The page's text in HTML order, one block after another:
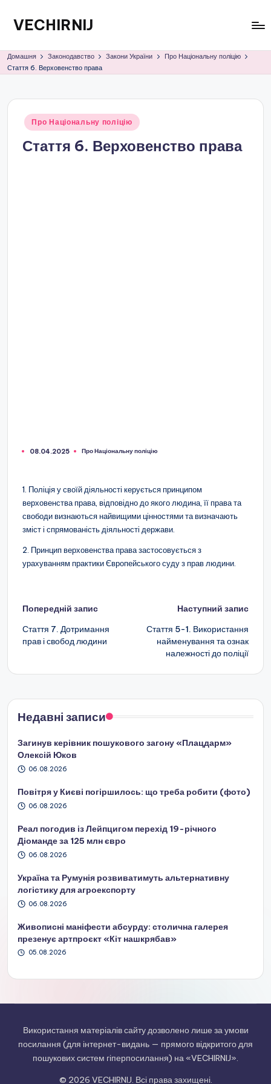
Перейти
вмісту
VECHIRNIJ
Домашня Законодавство Закони України
Про Національну поліцію
Стаття 6. Верховенство права
Опубліковано
Про Національну поліцію
Стаття 6. Верховенство права
08.04.2025
Опубліковано
Про Національну поліцію
1. Поліція у своїй діяльності керується принципом
верховенства права, відповідно до якого людина, її права та
свободи визнаються найвищими цінностями та визначають
зміст і спрямованість діяльності держави.
2. Принцип верховенства права застосовується з
урахуванням практики Європейського суду з прав людини.
Навігація
по
запису
Попередній запис
Стаття 7. Дотримання
прав і свобод людини
Наступний запис
Стаття 5-1. Використання
найменування та ознак
належності до поліції
Недавні записи
Загинув керівник пошукового загону «Плацдарм»
Олексій Юков
06.08.2026
Повітря у Києві погіршилось: що треба робити (фото)
06.08.2026
Реал погодив із Лейпцигом перехід 19-річного
Діоманде за 125 млн євро
06.08.2026
Україна та Румунія розвиватимуть альтернативну
логістику для агроекспорту
06.08.2026
Живописні маніфести абсурду: столична галерея
презенує артпроєкт «Кіт нашкрябав»
05.08.2026
Використання матеріалів сайту дозволено лише за умови
посилання (для інтернет-видань — прямого відкритого для
пошукових систем гіперпосилання) на «VECHIRNIJ».
© 2026 VECHIRNIJ. Всі права захищені.